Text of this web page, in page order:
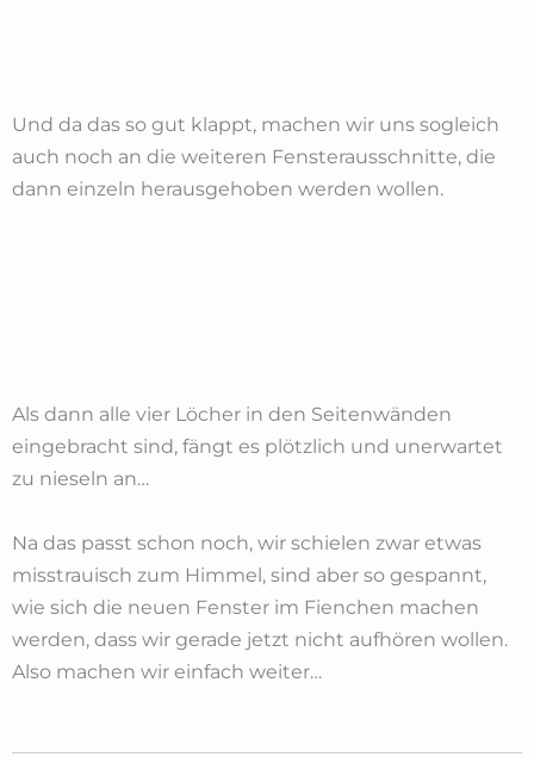
Und da das so gut klappt, machen wir uns sogleich
auch noch an die weiteren Fensterausschnitte, die
dann einzeln herausgehoben werden wollen.
Als dann alle vier Löcher in den Seitenwänden
eingebracht sind, fängt es plötzlich und unerwartet
zu nieseln an…
Na das passt schon noch, wir schielen zwar etwas
misstrauisch zum Himmel, sind aber so gespannt,
wie sich die neuen Fenster im Fienchen machen
werden, dass wir gerade jetzt nicht aufhören wollen.
Also machen wir einfach weiter…